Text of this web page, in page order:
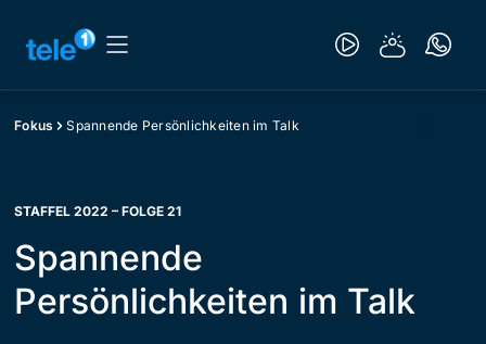
Fokus Spannende Persönlichkeiten im Talk
STAFFEL 2022 – FOLGE 21
Spannende
Persönlichkeiten im Talk